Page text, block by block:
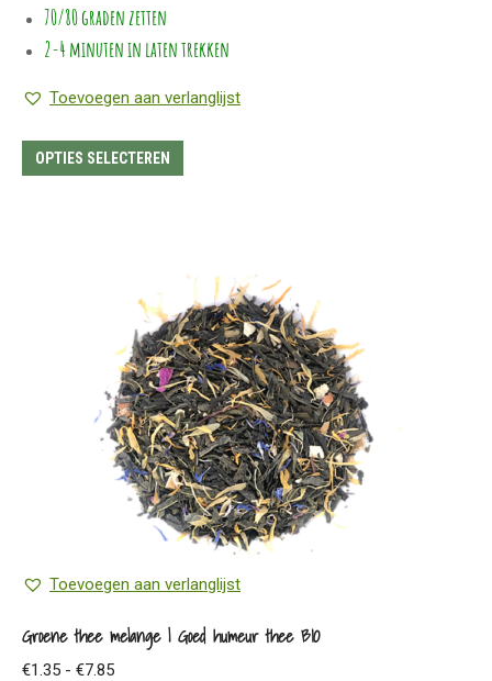
70/80 graden zetten
2-4 minuten in laten trekken
Toevoegen aan verlanglijst
OPTIES SELECTEREN
variaties.
Deze
optie
kan
gekozen
worden
op
de
productpagina
Toevoegen aan verlanglijst
Groene thee melange | Goed humeur thee BIO
€1.35 - €7.85Prijsklasse: